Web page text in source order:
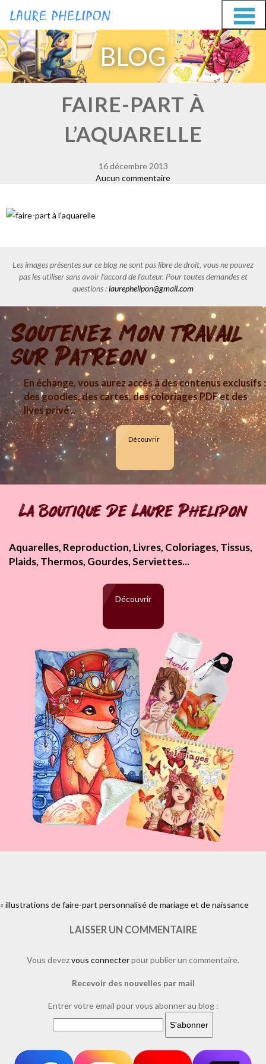
Aller
au
contenu
Aller
au
contenu
BLOG
FAIRE-PART À
L’AQUARELLE
16 décembre 2013
Aucun commentaire
Les images présentes sur ce blog ne sont pas libre de droit, vous ne pouvez
pas les utiliser sans avoir l'accord de l'auteur. Pour toutes demandes et
questions :laurephelipon@gmail.com
Soutenez mon travail
sur Patreon
En échange, vous aurez accès à des contenus exclusifs :
des goodies, des cartes, des coloriages PDF et des
lives privé ..
Découvrir
La boutique de Laure Phelipon
Aquarelles, Reproduction, Livres, Coloriages, Tissus,
Plaids, Thermos, Gourdes, Serviettes...
Découvrir
https://www.facebook.com/plugins/like.php?
illustrations.com%2F2013%2F12%2Fillustrations-de-faire-part-
«illustrations de faire-part personnalisé de mariage et de naissance
LAISSER UN COMMENTAIRE
Vous devezvous connecterpour publier un commentaire.
Recevoir des nouvelles par mail
Entrer votre email pour vous abonner au blog :